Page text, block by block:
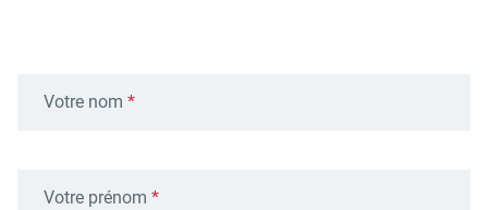
Votre nom
Votre prénom